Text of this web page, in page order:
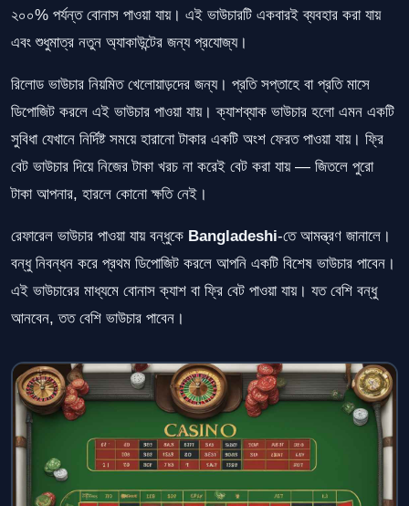
২০০% পর্যন্ত বোনাস পাওয়া যায়। এই ভাউচারটি একবারই ব্যবহার করা যায়
এবং শুধুমাত্র নতুন অ্যাকাউন্টের জন্য প্রযোজ্য।
রিলোড ভাউচার নিয়মিত খেলোয়াড়দের জন্য। প্রতি সপ্তাহে বা প্রতি মাসে
ডিপোজিট করলে এই ভাউচার পাওয়া যায়। ক্যাশব্যাক ভাউচার হলো এমন একটি
সুবিধা যেখানে নির্দিষ্ট সময়ে হারানো টাকার একটি অংশ ফেরত পাওয়া যায়। ফ্রি
বেট ভাউচার দিয়ে নিজের টাকা খরচ না করেই বেট করা যায় — জিতলে পুরো
টাকা আপনার, হারলে কোনো ক্ষতি নেই।
রেফারেল ভাউচার পাওয়া যায় বন্ধুকে Bangladeshi-তে আমন্ত্রণ জানালে।
বন্ধু নিবন্ধন করে প্রথম ডিপোজিট করলে আপনি একটি বিশেষ ভাউচার পাবেন।
এই ভাউচারের মাধ্যমে বোনাস ক্যাশ বা ফ্রি বেট পাওয়া যায়। যত বেশি বন্ধু
আনবেন, তত বেশি ভাউচার পাবেন।